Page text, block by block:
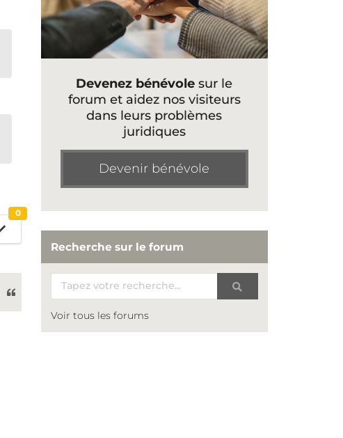
0
Devenez bénévole sur le
forum et aidez nos visiteurs
dans leurs problèmes
juridiques
Devenir bénévole
Recherche sur le forum
Voir tous les forums